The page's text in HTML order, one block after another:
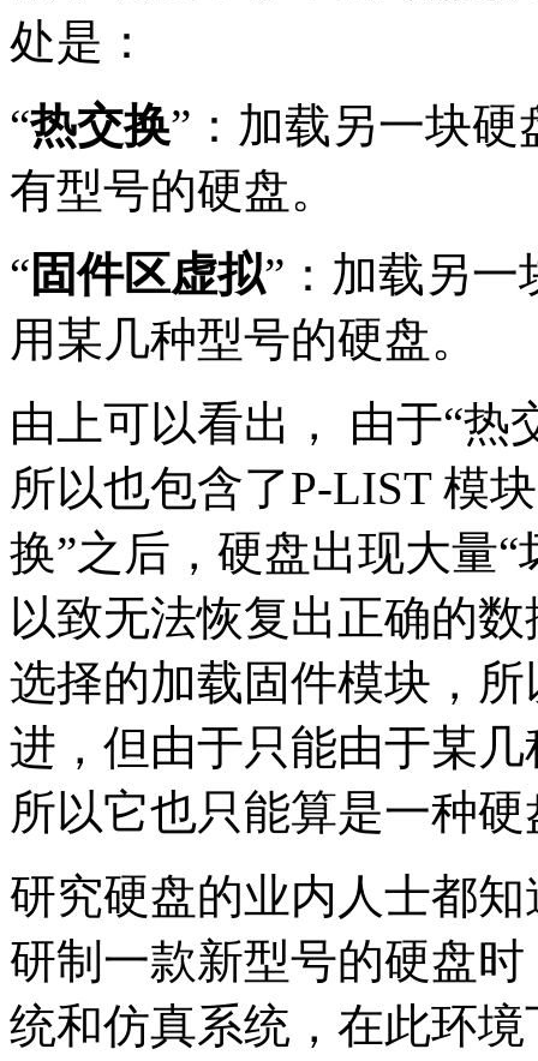
处是：
“热交换”：加载另一块
有型号的硬盘。
“固件区虚拟”：加载另
用某几种型号的硬盘。
由上可以看出， 由于“热
所以也包含了P-LIST 模
换”之后，硬盘出现大量
以致无法恢复出正确的
选择的加载固件模块，
进，但由于只能由于某
所以它也只能算是一种
研究硬盘的业内人士都
研制一款新型号的硬盘
统和仿真系统，在此环